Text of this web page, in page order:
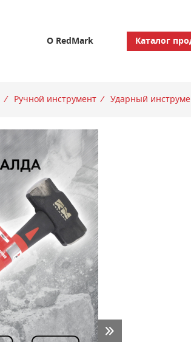
О RedMark Каталог
/ Ручной инструмент / Ударный